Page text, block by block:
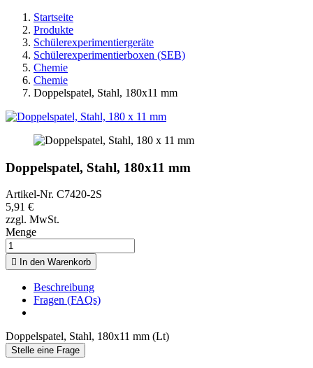
Startseite
Produkte
Schülerexperimentiergeräte
Schülerexperimentierboxen (SEB)
Chemie
Chemie
Doppelspatel, Stahl, 180x11 mm
Doppelspatel, Stahl, 180x11 mm
Artikel-Nr. C7420-2S
5,91 €
zzgl. MwSt.
Menge
 In den Warenkorb
Beschreibung
Fragen (FAQs)
Doppelspatel, Stahl, 180x11 mm (Lt)
Stelle eine Frage